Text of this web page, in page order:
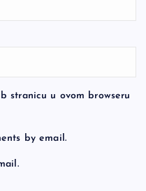
stranicu u ovom browseru
by email.